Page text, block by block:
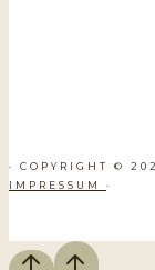
· COPYRIGHT ©
IMPRESSUM ·